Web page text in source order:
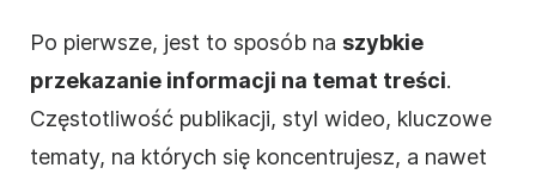
Po pierwsze, jest to sposób na szybkie
przekazanie informacji na temat treści.
Częstotliwość publikacji, styl wideo, kluczowe
tematy, na których się koncentrujesz, a nawet